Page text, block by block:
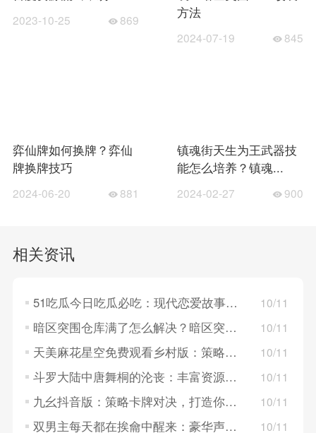
2023-10-25 869
方法
2024-07-19 845
弈仙牌如何换牌？弈仙
牌换牌技巧
2024-06-20 881
镇魂街天生为王武器技
能怎么培养？镇魂...
2024-02-27 900
相关资讯
51吃瓜今日吃瓜必吃：现代恋爱故事，探索年轻人的情感世界！ 10/11
暗区突围仓库满了怎么解决？暗区突围仓库满了的解决方法 10/11
天美麻花星空免费观看乡村版：策略卡牌对决，构建梦幻英雄组队！ 10/11
斗罗大陆中唐舞桐的沦丧：丰富资源系统，策略养成英雄角色！ 10/11
九幺抖音版：策略卡牌对决，打造你的战斗队伍！ 10/11
双男主每天都在挨龠中醒来：豪华声优阵容，重温经典角色！ 10/11